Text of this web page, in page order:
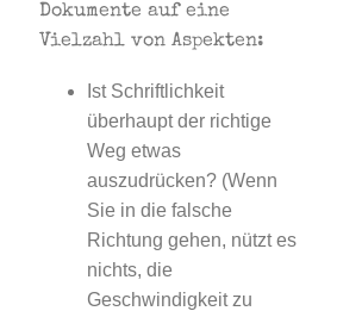
Dokumente auf eine
Vielzahl von Aspekten:
Ist Schriftlichkeit
überhaupt der richtige
Weg etwas
auszudrücken? (Wenn
Sie in die falsche
Richtung gehen, nützt es
nichts, die
Geschwindigkeit zu